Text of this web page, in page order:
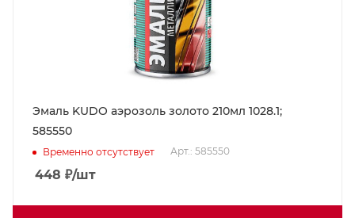
Эмаль KUDO аэрозоль золото 210мл 1028.1;
585550
Временно отсутствует Арт.: 585550
448 ₽/шт